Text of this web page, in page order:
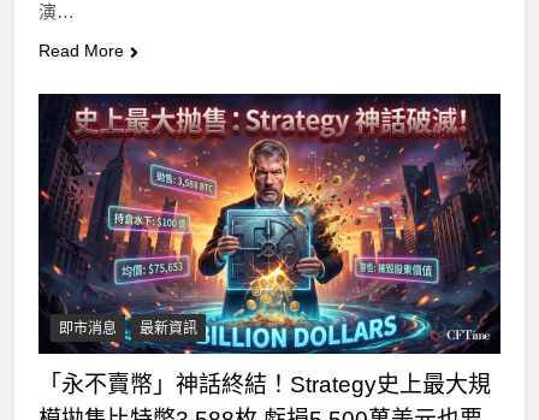
演…
Read More
即市消息 最新資訊
「永不賣幣」神話終結！Strategy史上最大規